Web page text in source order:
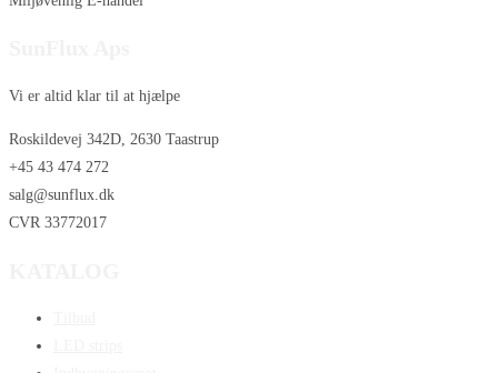
Vi er altid klar til at hjælpe
Roskildevej 342D, 2630 Taastrup
+45 43 474 272
salg@sunflux.dk
CVR 33772017